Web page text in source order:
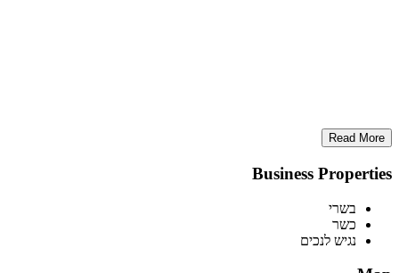
Read More
Business Properties
בשרי
כשר
נגיש לנכים